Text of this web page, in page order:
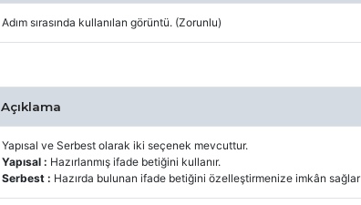
Adım sırasında kullanılan görüntü. (Zorunlu)
Açıklama
Yapısal ve Serbest olarak iki seçenek mevcuttur.
Yapısal : Hazırlanmış ifade betiğini kullanır.
Serbest : Hazırda bulunan ifade betiğini özelleştirmenize imkân sağlar